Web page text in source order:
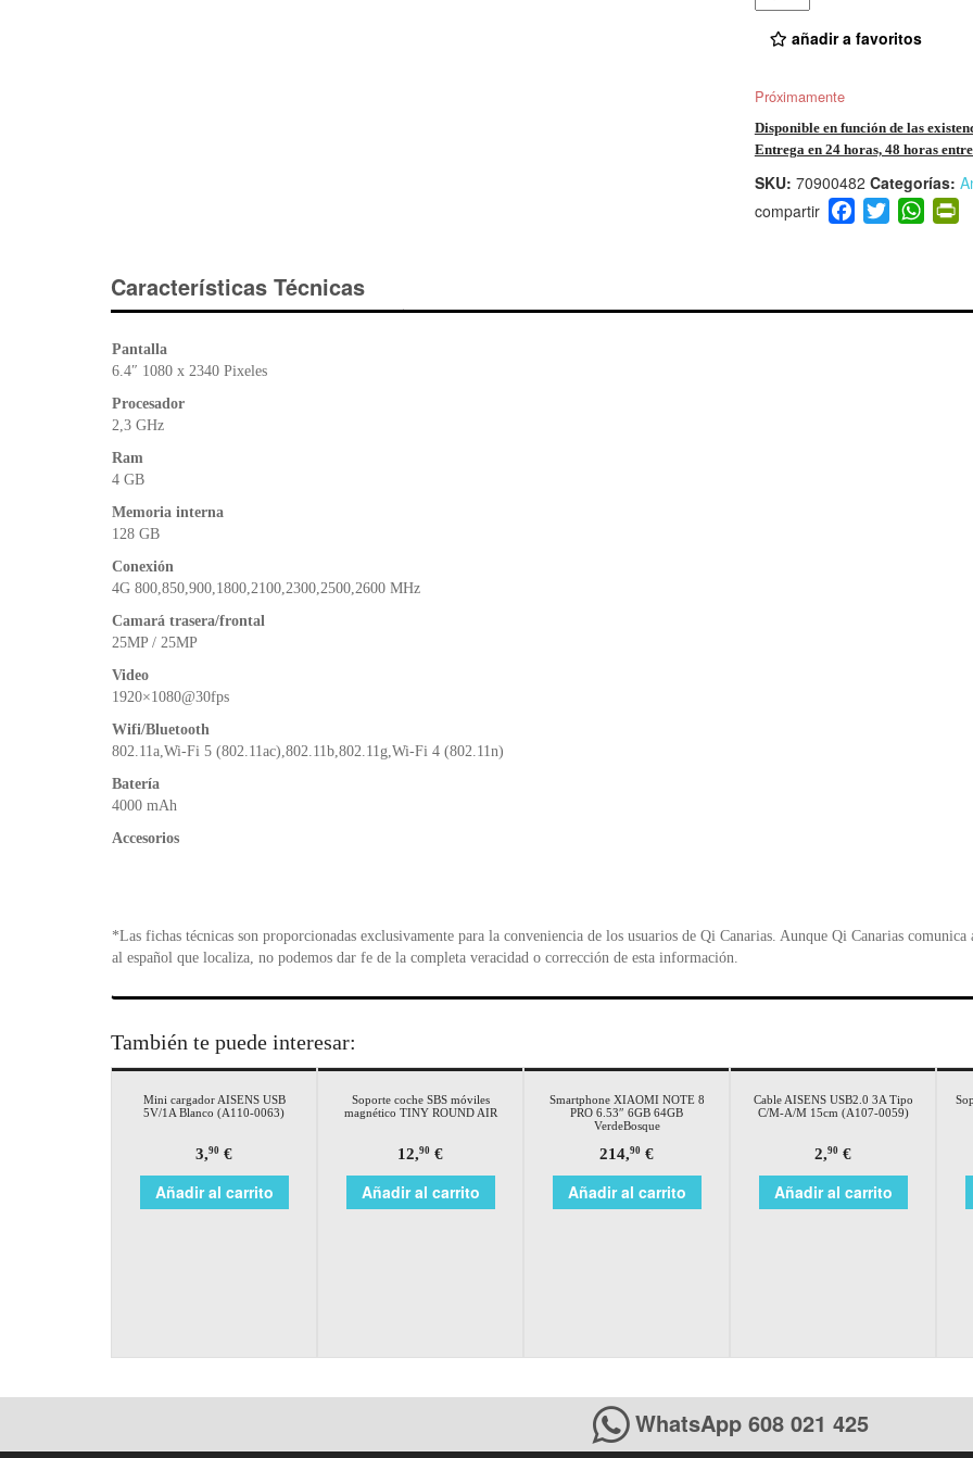
añadir a favoritos
Próximamente
Disponible en función de las
Entrega en 24 horas, 48 horas
SKU: 70900482 Categorías:
F
a
b
T
wi
W
h
A
Pr
in
e
Características Técnicas
Pantalla
6.4″ 1080 x 2340 Pixeles
Procesador
2,3 GHz
Ram
4 GB
Memoria interna
128 GB
Conexión
4G 800,850,900,1800,2100,2300,2500,2600 MHz
Camará trasera/frontal
25MP / 25MP
Video
1920×1080@30fps
Wifi/Bluetooth
802.11a,Wi-Fi 5 (802.11ac),802.11b,802.11g,Wi-Fi 4 (802.11n)
Batería
4000 mAh
Accesorios
*Las fichas técnicas son proporcionadas exclusivamente para la conveniencia de los usuarios de Qi Canarias. Aunque Qi Canarias
al español que localiza, no podemos dar fe de la completa veracidad o corrección de esta información.
También te puede interesar:
Mini cargador AISENS USB
5V/1A Blanco (A110-0063)
3,90 €
Añadir al carrito
Soporte coche SBS móviles
magnético TINY ROUND AIR
12,90 €
Añadir al carrito
Smartphone XIAOMI NOTE 8
PRO 6.53″ 6GB 64GB
VerdeBosque
214,90 €
Añadir al carrito
Cable AISENS USB2.0 3A Tipo
C/M-A/M 15cm (A107-0059)
2,90 €
Añadir al carrito
WhatsApp 608 021 425